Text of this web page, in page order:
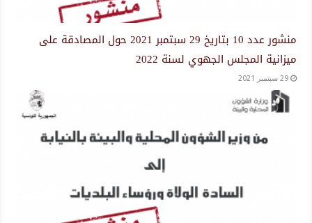
منشور عدد 10 بتاريخ 29 سبتمبر 2021 حول المصادقة على
ميزانية المجلس الجهوي لسنة 2022
29 سبتمبر 2021